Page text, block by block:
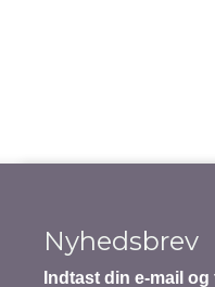
Nyhedsbrev
Indtast din e-mail